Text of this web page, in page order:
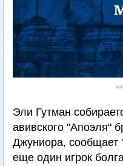
Эли Гутман
авивского "Апоэля"
Джуниора, сообщает
еще один игрок